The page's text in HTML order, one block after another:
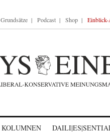
Grundsätze Podcast Shop
KOLUMNEN